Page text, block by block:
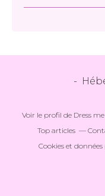
-
Voir le profil de Dress
Top articles
Cookies et